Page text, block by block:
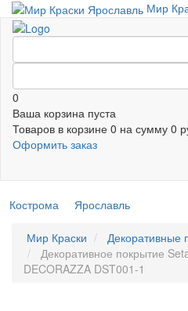
Мир
0
Ваша корзина пуста
Товаров в корзине 0 на сумму 0
Оформить заказ
Кострома Ярославль
Мир Краски
Декоративные
Декоративное покрытие
DECORAZZA DST001-1